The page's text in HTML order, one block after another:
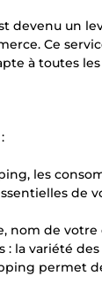
devenu un
Ce
à toutes
les
de
nom de
: la variété
permet